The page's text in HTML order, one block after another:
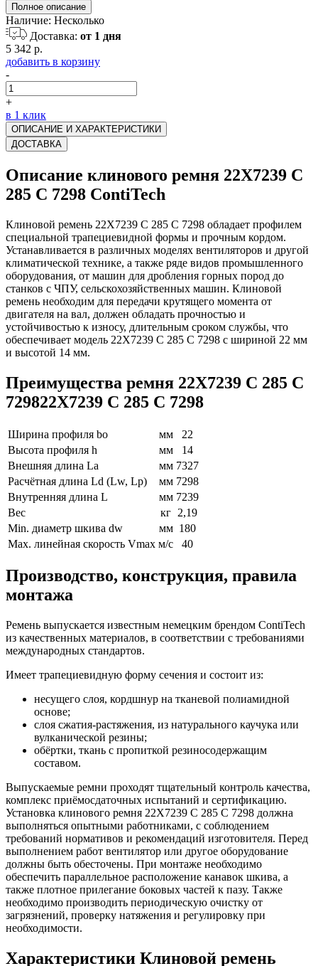
Полное описание
Наличие: Несколько
Доставка: от 1 дня
5 342 р.
добавить в корзину
-
+
в 1 клик
ОПИСАНИЕ И ХАРАКТЕРИСТИКИ
ДОСТАВКА
Описание клинового ремня 22X7239 C
285 C 7298 ContiTech
Клиновой ремень 22X7239 C 285 C 7298 обладает профилем
специальной трапециевидной формы и прочным кордом.
Устанавливается в различных моделях вентиляторов и другой
климатической технике, а также ряде видов промышленного
оборудования, от машин для дробления горных пород до
станков с ЧПУ, сельскохозяйственных машин. Клиновой
ремень необходим для передачи крутящего момента от
двигателя на вал, должен обладать прочностью и
устойчивостью к износу, длительным сроком службы, что
обеспечивает модель 22X7239 C 285 C 7298 с шириной 22 мм
и высотой 14 мм.
Преимущества ремня 22X7239 C 285 C
729822X7239 C 285 C 7298
Ширина профиля bo мм
22
Высота профиля h
мм
14
Внешняя длина La
мм 7327
Расчётная длина Ld (Lw, Lp)
мм 7298
Внутренняя длина L
мм 7239
Вес
кг 2,19
Min. диаметр шкива dw
мм 180
Max. линейная скорость Vmax м/с 40
Производство, конструкция, правила
монтажа
Ремень выпускается известным немецким брендом ContiTech
из качественных материалов, в соответствии с требованиями
международных стандартов.
Имеет трапециевидную форму сечения и состоит из:
несущего слоя, кордшнур на тканевой полиамидной
основе;
слоя сжатия-растяжения, из натурального каучука или
вулканической резины;
обёртки, ткань с пропиткой резиносодержащим
составом.
Выпускаемые ремни проходят тщательный контроль качества,
комплекс приёмосдаточных испытаний и сертификацию.
Установка клинового ремня 22X7239 C 285 C 7298 должна
выполняться опытными работниками, с соблюдением
требований нормативов и рекомендаций изготовителя. Перед
выполнением работ вентилятор или другое оборудование
должны быть обесточены. При монтаже необходимо
обеспечить параллельное расположение канавок шкива, а
также плотное прилегание боковых частей к пазу. Также
необходимо производить периодическую очистку от
загрязнений, проверку натяжения и регулировку при
необходимости.
Характеристики Клиновой ремень